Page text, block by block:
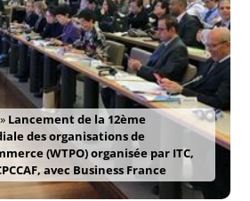
» Lancement de la 12ème
des organisations de
(WTPO) organisée par ITC,
avec Business France